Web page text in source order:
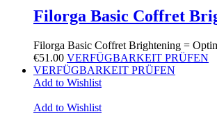
Filorga Basic Coffret
Filorga Basic Coffret Brightening =
€51.00 VERFÜGBARKEIT PRÜFEN
VERFÜGBARKEIT PRÜFEN
Add to Wishlist
Add to Wishlist